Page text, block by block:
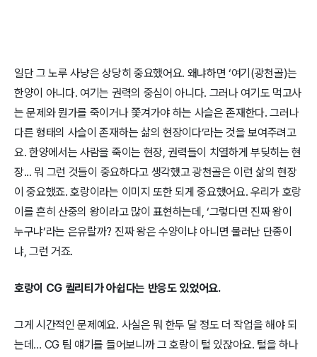
일단 그 노루 사냥은 상당히 중요했어요. 왜냐하면 ‘여기(광천골)는
한양이 아니다. 여기는 권력의 중심이 아니다. 그러나 여기도 먹고사
는 문제와 뭔가를 죽이거나 쫓겨가야 하는 사슬은 존재한다. 그러나
다른 형태의 사슬이 존재하는 삶의 현장이다’라는 것을 보여주려고
요. 한양에서는 사람을 죽이는 현장, 권력들이 치열하게 부딪히는 현
장... 뭐 그런 것들이 중요하다고 생각했고 광천골은 이런 삶의 현장
이 중요했죠. 호랑이라는 이미지 또한 되게 중요했어요. 우리가 호랑
이를 흔히 산중의 왕이라고 많이 표현하는데, ‘그렇다면 진짜 왕이
누구냐’라는 은유랄까? 진짜 왕은 수양이냐 아니면 물러난 단종이
냐, 그런 거죠.
호랑이 CG 퀄리티가 아쉽다는 반응도 있었어요.
그게 시간적인 문제예요. 사실은 뭐 한두 달 정도 더 작업을 해야 되
는데… CG 팀 얘기를 들어보니까 그 호랑이 털 있잖아요. 털을 하나